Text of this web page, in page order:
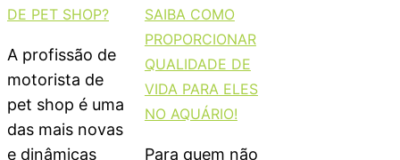
DE PET SHOP?
A profissão de
motorista de
pet shop é uma
das mais novas
e dinâmicas
SAIBA COMO
PROPORCIONAR
QUALIDADE DE
VIDA PARA ELES
NO AQUÁRIO!
Para quem não